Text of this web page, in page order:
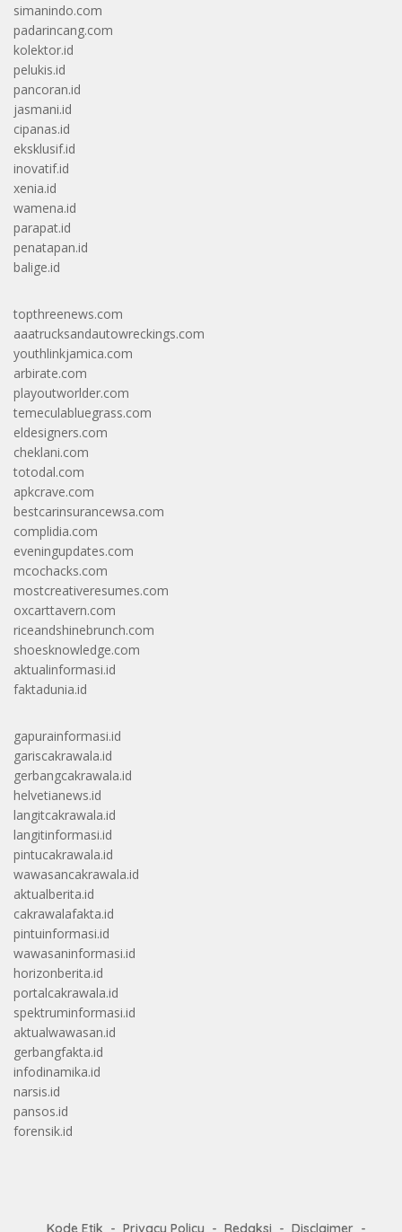
simanindo.com
padarincang.com
kolektor.id
pelukis.id
pancoran.id
jasmani.id
cipanas.id
eksklusif.id
inovatif.id
xenia.id
wamena.id
parapat.id
penatapan.id
balige.id
topthreenews.com
aaatrucksandautowreckings.com
youthlinkjamica.com
arbirate.com
playoutworlder.com
temeculabluegrass.com
eldesigners.com
cheklani.com
totodal.com
apkcrave.com
bestcarinsurancewsa.com
complidia.com
eveningupdates.com
mcochacks.com
mostcreativeresumes.com
oxcarttavern.com
riceandshinebrunch.com
shoesknowledge.com
aktualinformasi.id
faktadunia.id
gapurainformasi.id
gariscakrawala.id
gerbangcakrawala.id
helvetianews.id
langitcakrawala.id
langitinformasi.id
pintucakrawala.id
wawasancakrawala.id
aktualberita.id
cakrawalafakta.id
pintuinformasi.id
wawasaninformasi.id
horizonberita.id
portalcakrawala.id
spektruminformasi.id
aktualwawasan.id
gerbangfakta.id
infodinamika.id
narsis.id
pansos.id
forensik.id
Kode Etik Privacy Policy Redaksi Disclaimer